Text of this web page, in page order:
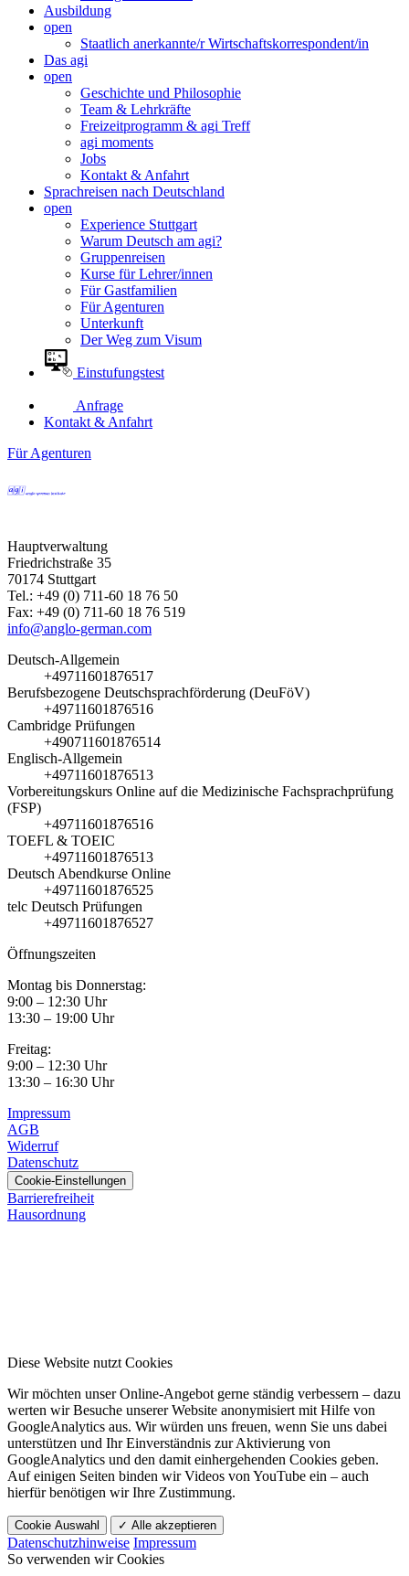
Ausbildung
open
Staatlich anerkannte/r Wirtschaftskorrespondent/in
Das agi
open
Geschichte und Philosophie
Team & Lehrkräfte
Freizeitprogramm & agi Treff
agi moments
Jobs
Kontakt & Anfahrt
Sprachreisen nach Deutschland
open
Experience Stuttgart
Warum Deutsch am agi?
Gruppenreisen
Kurse für Lehrer/innen
Für Gastfamilien
Für Agenturen
Unterkunft
Der Weg zum Visum
Einstufungstest
Anfrage
Kontakt & Anfahrt
Für Agenturen
Hauptverwaltung
Friedrichstraße 35
70174 Stuttgart
Tel.: +49 (0) 711-60 18 76 50
Fax: +49 (0) 711-60 18 76 519
info@anglo-german.com
Deutsch-Allgemein
+49711601876517
Berufsbezogene Deutschsprachförderung (DeuFöV)
+49711601876516
Cambridge Prüfungen
+490711601876514
Englisch-Allgemein
+49711601876513
Vorbereitungskurs Online auf die Medizinische Fachsprachprüfung
(FSP)
+49711601876516
TOEFL & TOEIC
+49711601876513
Deutsch Abendkurse Online
+49711601876525
telc Deutsch Prüfungen
+49711601876527
Öffnungszeiten
Montag bis Donnerstag:
9:00 – 12:30 Uhr
13:30 – 19:00 Uhr
Freitag:
9:00 – 12:30 Uhr
13:30 – 16:30 Uhr
Impressum
AGB
Widerruf
Datenschutz
Cookie-Einstellungen
Barrierefreiheit
Hausordnung
Diese Website nutzt Cookies
Wir möchten unser Online-Angebot gerne ständig verbessern – dazu
werten wir Besuche unserer Website anonymisiert mit Hilfe von
GoogleAnalytics aus. Wir würden uns freuen, wenn Sie uns dabei
unterstützen und Ihr Einverständnis zur Aktivierung von
GoogleAnalytics und den damit einhergehenden Cookies geben.
Auf einigen Seiten binden wir Videos von YouTube ein – auch
hierfür benötigen wir Ihre Zustimmung.
Cookie Auswahl ✓ Alle akzeptieren
Datenschutzhinweise Impressum
So verwenden wir Cookies